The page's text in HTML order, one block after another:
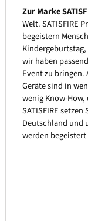
Zur Marke
Welt. SATISFIRE
begeistern
wir haben
Event zu bringen.
Geräte sind in
wenig Know-
SATISFIRE
Deutschland und
werden begeistert